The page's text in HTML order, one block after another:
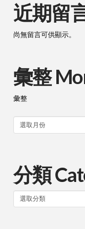
近期留
尚無留言可供顯示。
彙整
彙整
分類
類